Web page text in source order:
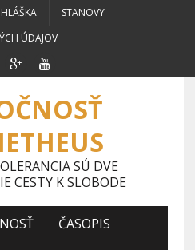
STANOVY
ÚDAJOV
SÚ DVE
CESTY K SLOBODE
ČASOPIS